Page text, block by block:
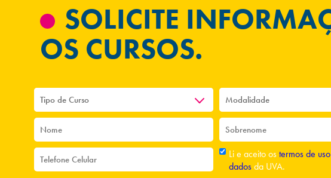
SOLICITE
OS CURSOS.
Li e aceito ostermos de
dadosda UVA.